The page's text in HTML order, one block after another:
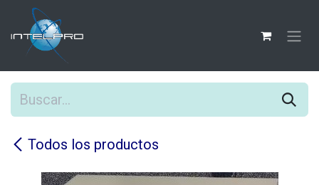
Ir al contenido
Todos los productos